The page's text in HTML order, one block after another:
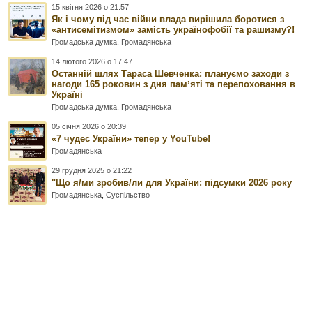
15 квітня 2026 о 21:57
Як і чому під час війни влада вирішила боротися з
«антисемітизмом» замість українофобії та рашизму?!
Громадська думка Громадянська
14 лютого 2026 о 17:47
Останній шлях Тараса Шевченка: плануємо заходи з
нагоди 165 роковин з дня памʼяті та перепоховання в
Україні
Громадська думка Громадянська
05 січня 2026 о 20:39
«7 чудес України» тепер у YouTube!
Громадянська
29 грудня 2025 о 21:22
"Що я/ми зробив/ли для України: підсумки 2026 року
Громадянська ,Суспільство